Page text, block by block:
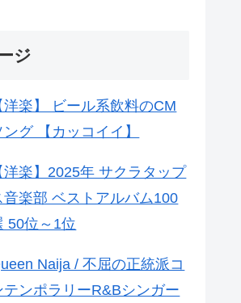
ジ
洋楽】 ビール系飲料のCM
ング 【カッコイイ】
洋楽】2025年 サクラタップ
音楽部 ベストアルバム100
50位～1位
Naija / 不屈の正統派コ
テンポラリーR&Bシンガー